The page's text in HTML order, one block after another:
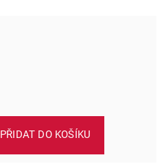
PŘIDAT DO KOŠÍKU